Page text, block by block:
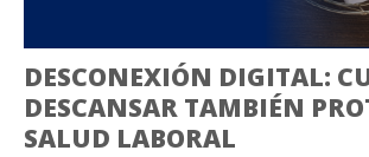
DESCONEXIÓN DIGITAL:
DESCANSAR TAMBIÉN
SALUD LABORAL